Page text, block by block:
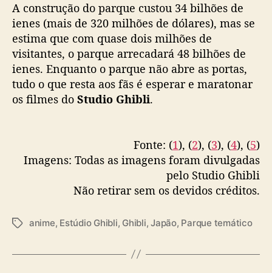
A construção do parque custou 34 bilhões de
ienes (mais de 320 milhões de dólares), mas se
estima que com quase dois milhões de
visitantes, o parque arrecadará 48 bilhões de
ienes. Enquanto o parque não abre as portas,
tudo o que resta aos fãs é esperar e maratonar
os filmes do Studio Ghibli.
Fonte: (1), (2), (3), (4), (5)
Imagens: Todas as imagens foram divulgadas
pelo Studio Ghibli
Não retirar sem os devidos créditos.
T
anime, Estúdio Ghibli, Ghibli,Japão, Parque temático